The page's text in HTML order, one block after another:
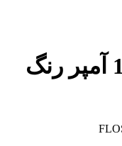
فیوز خودرو دوشاخ 15 آمپر رنگ